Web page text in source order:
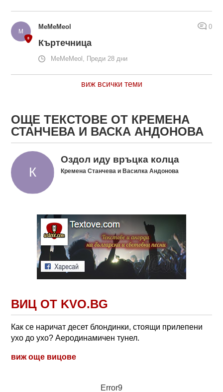
MeMeMeol 0
Къртечница
MeMeMeol, Преди 28 дни
виж всички теми
ОЩЕ ТЕКСТОВЕ ОТ КРЕМЕНА
СТАНЧЕВА И ВАСКА АНДОНОВА
Оздол иду връцка колца
Кремена Станчева и Василка Андонова
ВИЦ ОТ KVO.BG
Как се наричат десет блондинки, стоящи прилепени
ухо до ухо? Аеродинамичен тунел.
виж още вицове
Error9